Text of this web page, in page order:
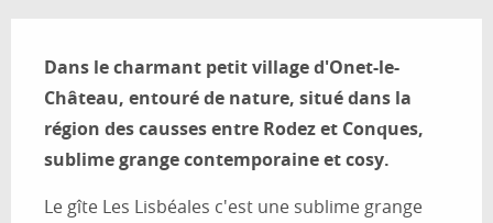
Dans le charmant petit village d'Onet-le-
Château, entouré de nature, situé dans la
région des causses entre Rodez et Conques,
sublime grange contemporaine et cosy.
Le gîte Les Lisbéales c'est une sublime grange